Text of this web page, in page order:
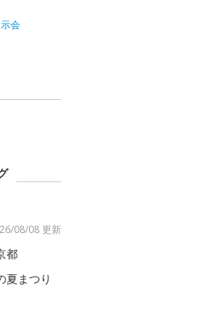
会
08/08 更新
都
夏まつり